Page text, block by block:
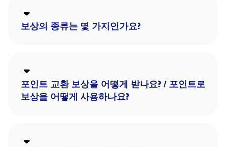
보상의 종류는 몇 가지인가요?
포인트 교환 보상을 어떻게 받나요? / 포인트로
보상을 어떻게 사용하나요?